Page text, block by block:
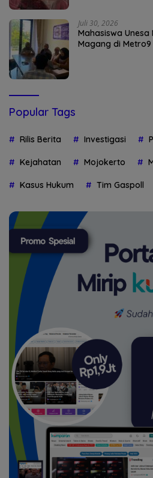
Juli 30, 2026
Mahasiswa
Magang di Metro9
Popular Tags
Rilis Berita Investigasi
Kejahatan Mojokerto
Kasus Hukum Tim Gaspoll